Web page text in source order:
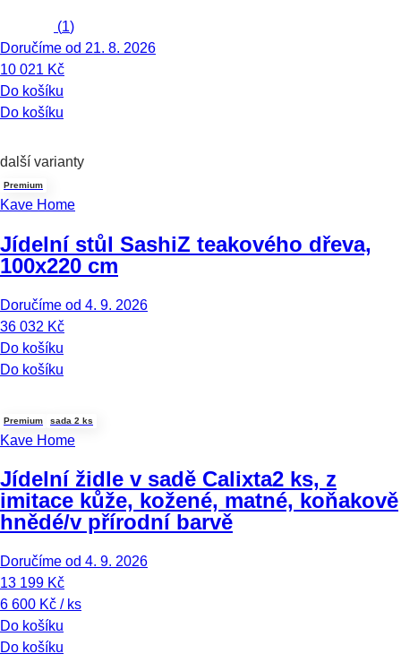
(1)
Doručíme od 21. 8. 2026
10 021 Kč
Do košíku
Do košíku
další varianty
Premium
Kave Home
Jídelní stůl SashiZ teakového dřeva,
100x220 cm
Doručíme od 4. 9. 2026
36 032 Kč
Do košíku
Do košíku
Premium sada 2 ks
Kave Home
Jídelní židle v sadě Calixta2 ks, z
imitace kůže, kožené, matné, koňakově
hnědé/v přírodní barvě
Doručíme od 4. 9. 2026
13 199 Kč
6 600 Kč / ks
Do košíku
Do košíku